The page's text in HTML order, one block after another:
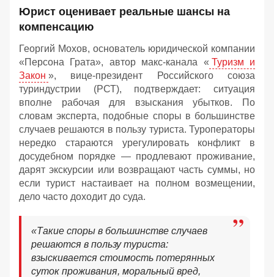
Юрист оценивает реальные шансы на
компенсацию
Георгий Мохов, основатель юридической компании
«Персона Грата», автор макс-канала « Туризм и
Закон », вице‑президент Российского союза
туриндустрии (РСТ), подтверждает: ситуация
вполне рабочая для взыскания убытков. По
словам эксперта, подобные споры в большинстве
случаев решаются в пользу туриста. Туроператоры
нередко стараются урегулировать конфликт в
досудебном порядке — продлевают проживание,
дарят экскурсии или возвращают часть суммы, но
если турист настаивает на полном возмещении,
дело часто доходит до суда.
«Такие споры в большинстве случаев
решаются в пользу туриста:
взыскивается стоимость потерянных
суток проживания, моральный вред,